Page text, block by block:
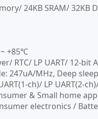
24KB SRAM/ 32KB
+85℃
RTC/ LP UART/ 12-
247uA/MHz, Deep
ch)/ LP UART(2-
& Small home
electronics /